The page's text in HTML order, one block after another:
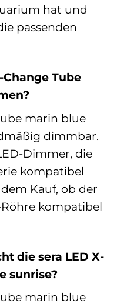
hat und
passenden
Change Tube
marin blue
dimmbar.
Dimmer, die
kompatibel
Kauf, ob der
kompatibel
die sera LED X-
sunrise?
marin blue